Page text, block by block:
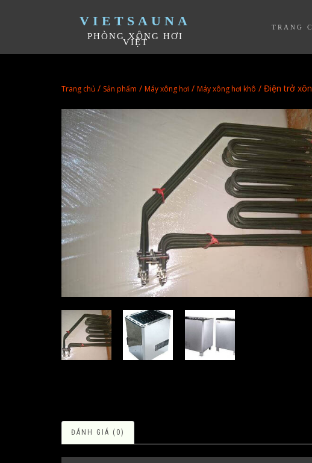
VIETSAUNA
PHÒNG XÔNG HƠI
VIỆT
TRANG
Trang chủ / Sản phẩm / Máy xông hơi / Máy xông hơi khô / Điện trở
ĐÁNH GIÁ (0)